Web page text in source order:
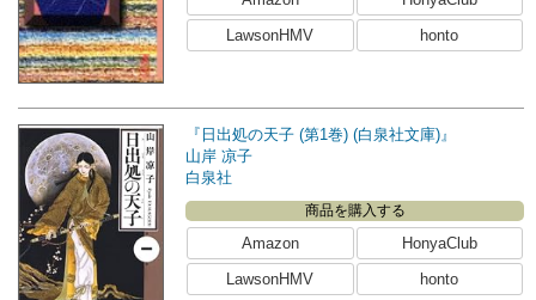
LawsonHMV
honto
『日出処の天子 (第1巻) (白泉社文庫)』
山岸 凉子
白泉社
商品を購入する
Amazon
HonyaClub
LawsonHMV
honto